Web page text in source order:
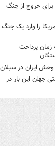
برای خروج از جنگ
را وارد یک جنگ
زمان پرداخت
ایران در سبلان
جهان این بار در